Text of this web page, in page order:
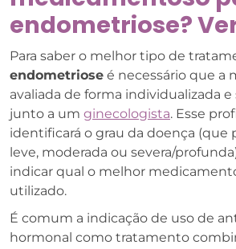
endometriose?
Para saber o melhor tipo de
endometriose é necessário que a
avaliada de forma individualizada e
junto a um ginecologista. Esse
identificará o grau da doença (que
leve, moderada ou severa/
indicar qual o melhor
utilizado.
É comum a indicação de uso de
hormonal como tratamento